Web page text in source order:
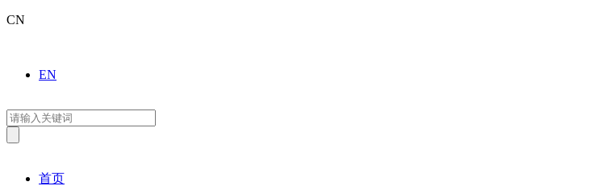
CN
EN
首页